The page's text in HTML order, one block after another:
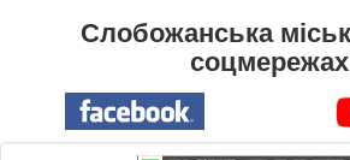
Слобожанська
соцмережах